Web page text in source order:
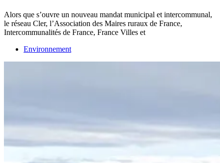
Alors que s’ouvre un nouveau mandat municipal et intercommunal,
le réseau Cler, l’Association des Maires ruraux de France,
Intercommunalités de France, France Villes et
Environnement